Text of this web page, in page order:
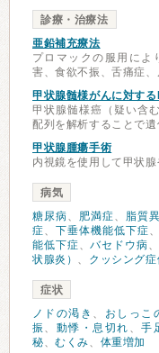
診療・治療法
亜鉛補充療法
プロマックの服用によ
害、食欲不振、舌痛症、
甲状腺髄様がんに対す
甲状腺髄様癌（疑い含
配列を解析することで遺
甲状腺腫瘍手術
内視鏡を使用して甲状
病気
糖尿病、 肥満症、 脂質
症、 下垂体機能低下症、
能低下症、バセドウ病、
状腺炎） 、 クッシング症
症状
ノドの渇き 、 おしっこ
振 、 動悸・息切れ 、手
秘、むくみ、 体重増加